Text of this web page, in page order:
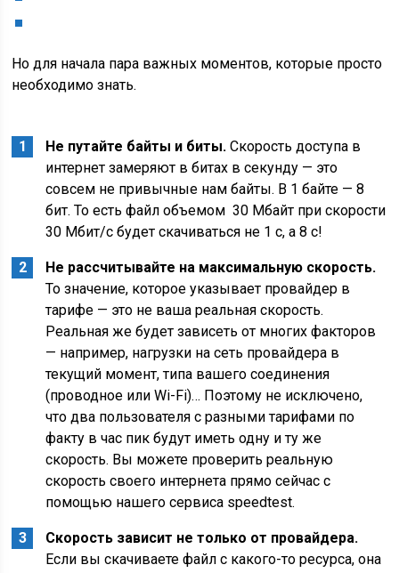
Но для начала пара важных моментов, которые просто
необходимо знать.
Не путайте байты и биты. Скорость доступа в
интернет замеряют в битах в секунду — это
совсем не привычные нам байты. В 1 байте — 8
бит. То есть файл объемом 30 Мбайт при скорости
30 Мбит/с будет скачиваться не 1 с, а 8 с!
Не рассчитывайте на максимальную скорость.
То значение, которое указывает провайдер в
тарифе — это не ваша реальная скорость.
Реальная же будет зависеть от многих факторов
— например, нагрузки на сеть провайдера в
текущий момент, типа вашего соединения
(проводное или Wi-Fi)… Поэтому не исключено,
что два пользователя с разными тарифами по
факту в час пик будут иметь одну и ту же
скорость. Вы можете проверить реальную
скорость своего интернета прямо сейчас с
помощью нашего сервиса speedtest.
Скорость зависит не только от провайдера.
Если вы скачиваете файл с какого-то ресурса, она